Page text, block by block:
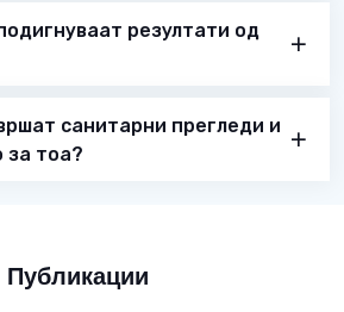
резултати од
санитарни прегледи и
за тоа?
Публикации